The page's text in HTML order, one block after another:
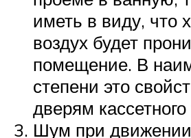
иметь в виду, что
воздух будет
помещение. В
степени это
дверям кассетного
Шум при